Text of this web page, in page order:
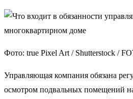
Фото: true Pixel Art / Shutterstock /
Управляющая компания обязана
осмотром подвальных помещений